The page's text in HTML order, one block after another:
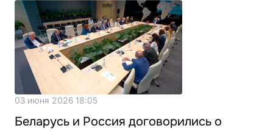
03 июня 2026 18:05
Беларусь и Россия договорились о